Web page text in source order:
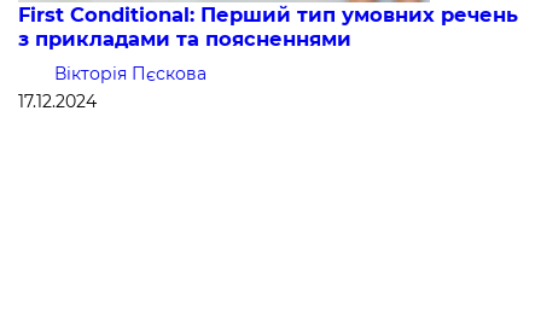
First Conditional: Перший тип умовних речень
з прикладами та поясненнями
Вікторія Пєскова
17.12.2024